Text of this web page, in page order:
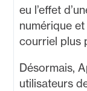
eu l’effet
numérique
courriel plus
Désormais,
utilisateurs